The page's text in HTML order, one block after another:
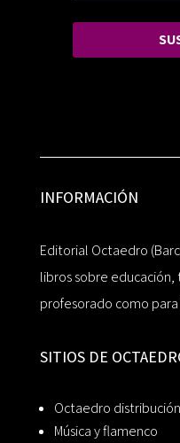
INFORMACIÓN
Editorial Octaedro
libros sobre
profesorado como
SITIOS DE
Octaedro distribución
Música y flamenco